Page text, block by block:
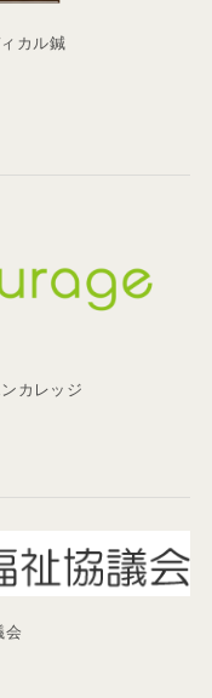
カル鍼
カレッジ
会